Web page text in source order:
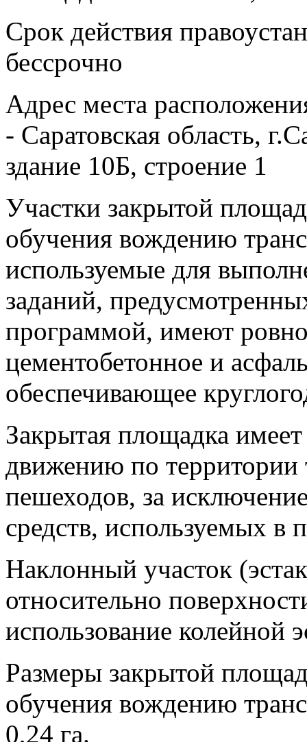
Срок действия
бессрочно
Адрес места
- Саратовская область,
здание 10Б, строение 1
Участки закрытой
обучения вождению
используемые для
заданий,
программой, имеют
цементобетонное и
обеспечивающее
Закрытая площадка
движению по территории
пешеходов, за
средств, используемых в
Наклонный участок
относительно
использование колейной
Размеры закрытой
обучения вождению
0,24 га.